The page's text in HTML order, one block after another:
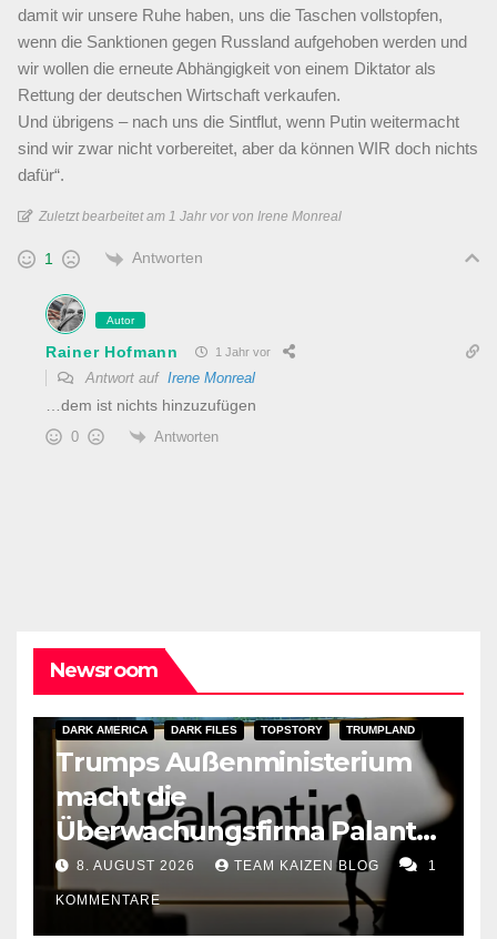
damit wir unsere Ruhe haben, uns die Taschen vollstopfen,
wenn die Sanktionen gegen Russland aufgehoben werden und
wir wollen die erneute Abhängigkeit von einem Diktator als
Rettung der deutschen Wirtschaft verkaufen.
Und übrigens – nach uns die Sintflut, wenn Putin weitermacht
sind wir zwar nicht vorbereitet, aber da können WIR doch nichts
dafür“.
Zuletzt bearbeitet am 1 Jahr vor von Irene Monreal
1 Antworten
Autor
Rainer Hofmann 1 Jahr vor
Antwort auf Irene Monreal
…dem ist nichts hinzuzufügen
0 Antworten
Newsroom
DARK AMERICA DARK FILES TOPSTORY TRUMPLAND
Trumps Außenministerium
macht die
Überwachungsfirma Palantir
zum Berater für
Meinungsfreiheit
8. AUGUST 2026 TEAM KAIZEN BLOG 1
KOMMENTARE